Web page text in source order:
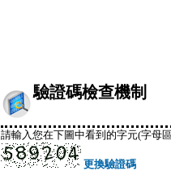
驗證碼檢查機制
請輸入您在下圖中看到的字元(字母
更換驗證碼